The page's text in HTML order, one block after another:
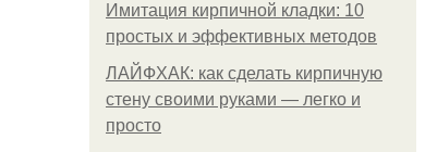
Имитация кирпичной кладки: 10
простых и эффективных методов
ЛАЙФХАК: как сделать кирпичную
стену своими руками — легко и
просто